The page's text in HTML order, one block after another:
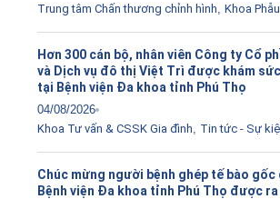
Trung tâm Chấn thương chỉnh hình Khoa
Hơn 300 cán bộ, nhân viên Công ty Cổ
và Dịch vụ đô thị Việt Trì được khám
tại Bệnh viện Đa khoa tỉnh Phú Thọ
04/08/2026
Khoa Tư vấn & CSSK Gia đình
Tin tức - Sự
Chúc mừng người bệnh ghép tế bào
Bệnh viện Đa khoa tỉnh Phú Thọ được ra